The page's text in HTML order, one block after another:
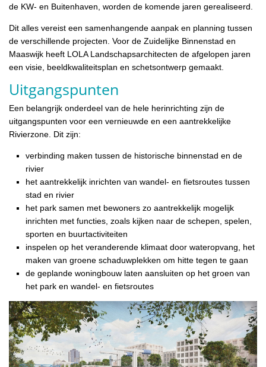
de KW- en Buitenhaven, worden de komende jaren gerealiseerd.
Dit alles vereist een samenhangende aanpak en planning tussen
de verschillende projecten. Voor de Zuidelijke Binnenstad en
Maaswijk heeft LOLA Landschapsarchitecten de afgelopen jaren
een visie, beeldkwaliteitsplan en schetsontwerp gemaakt.
Uitgangspunten
Een belangrijk onderdeel van de hele herinrichting zijn de
uitgangspunten voor een vernieuwde en een aantrekkelijke
Rivierzone. Dit zijn:
verbinding maken tussen de historische binnenstad en de
rivier
het aantrekkelijk inrichten van wandel- en fietsroutes tussen
stad en rivier
het park samen met bewoners zo aantrekkelijk mogelijk
inrichten met functies, zoals kijken naar de schepen, spelen,
sporten en buurtactiviteiten
inspelen op het veranderende klimaat door wateropvang, het
maken van groene schaduwplekken om hitte tegen te gaan
de geplande woningbouw laten aansluiten op het groen van
het park en wandel- en fietsroutes